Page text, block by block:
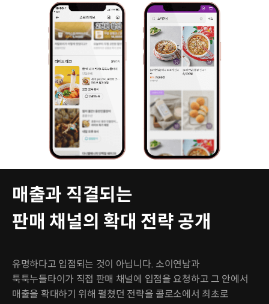
매출과 직결되는
판매 채널의 확대 전략 공개
유명하다고 입점되는 것이 아닙니다. 소이연남과
툭툭누들타이가 직접 판매 채널에 입점을 요청하고 그 안에서
매출을 확대하기 위해 펼쳤던 전략을 콜로소에서 최초로